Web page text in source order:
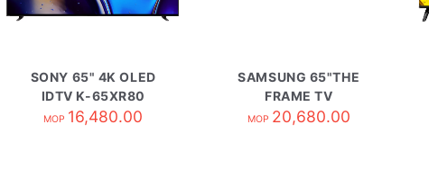
SONY 65" 4K OLED
IDTV K-65XR80
MOP 16,480.00
SAMSUNG 65"THE
FRAME TV
QA65LS03HWJXZK
MOP 20,680.00